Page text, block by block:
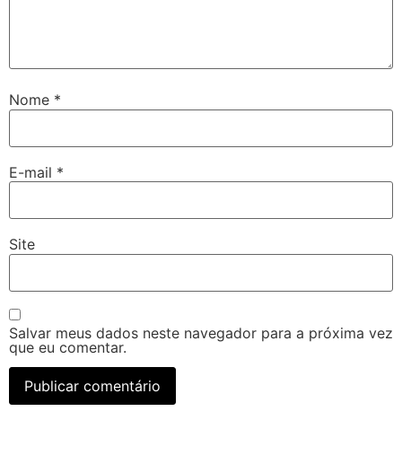
Nome *
E-mail *
Site
Salvar meus dados neste navegador para a próxima vez
que eu comentar.